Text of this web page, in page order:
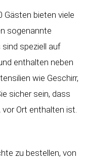
Gästen bieten viele
sogenannte
sind speziell auf
enthalten neben
wie Geschirr,
sicher sein, dass
Ort enthalten ist.
zu bestellen, von